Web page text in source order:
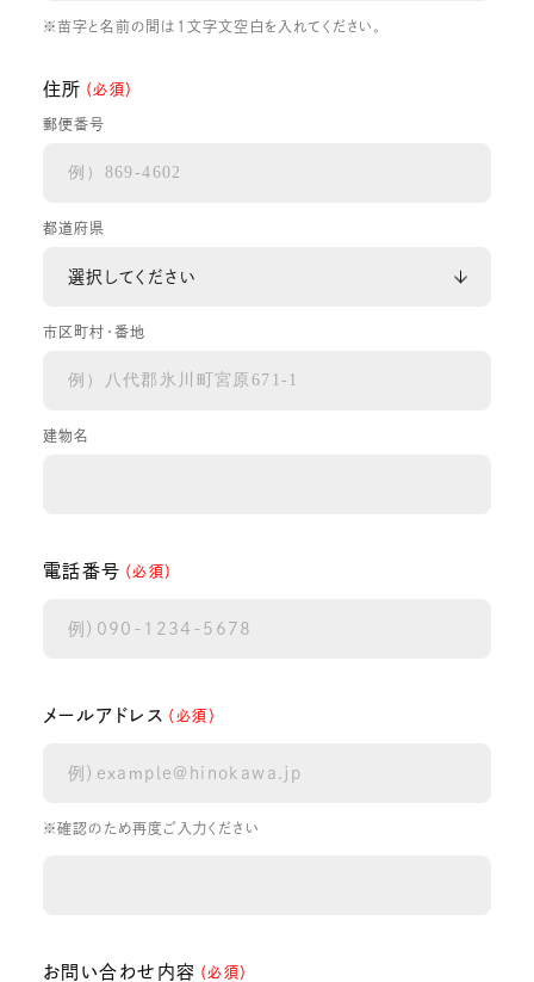
※苗字と名前の間は1文字文空白を入れてください。
住所 （必須）
郵便番号
都道府県
市区町村・番地
建物名
電話番号 （必須）
メールアドレス （必須）
※確認のため再度ご入力ください
お問い合わせ内容 （必須）